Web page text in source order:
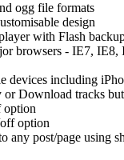
ogg file formats
design
with Flash
browsers - IE7, IE8,
devices including
or Download tracks
option
option
any post/page using